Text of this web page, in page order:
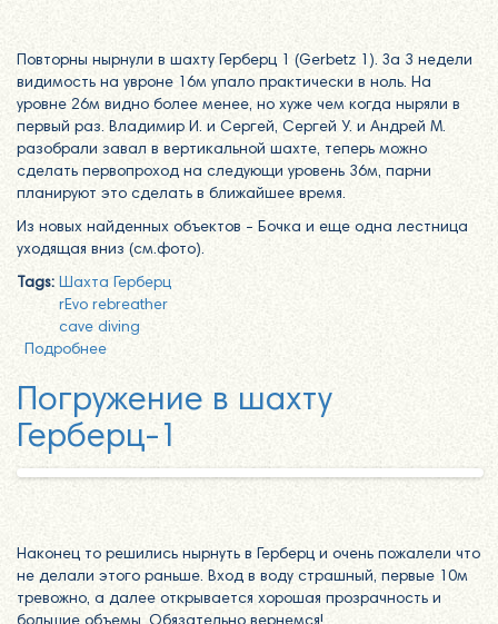
Повторны нырнули в шахту Герберц 1 (Gerbetz 1). За 3 недели
видимость на увроне 16м упало практически в ноль. На
уровне 26м видно более менее, но хуже чем когда ныряли в
первый раз. Владимир И. и Сергей, Сергей У. и Андрей М.
разобрали завал в вертикальной шахте, теперь можно
сделать первопроход на следующи уровень 36м, парни
планируют это сделать в ближайшее время.
Из новых найденных объектов - Бочка и еще одна лестница
уходящая вниз (см.фото).
Tags: Шахта Герберц
rEvo rebreather
cave diving
Подробнее
Погружение в шахту
Герберц-1
Наконец то решились нырнуть в Герберц и очень пожалели что
не делали этого раньше. Вход в воду страшный, первые 10м
тревожно, а далее открывается хорошая прозрачность и